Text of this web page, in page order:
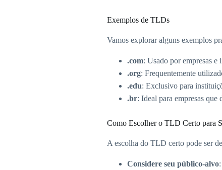
Exemplos de TLDs
Vamos explorar alguns exemplos
.com: Usado por empresas
.org: Frequentemente
.edu: Exclusivo para
.br: Ideal para empresas que
Como Escolher o TLD Certo para
A escolha do TLD certo pode ser
Considere seu público-alvo